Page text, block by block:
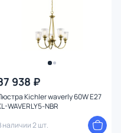
938 ₽
Kichler waverly 60W E27
WAVERLY5-NBR
наличии 2 шт.